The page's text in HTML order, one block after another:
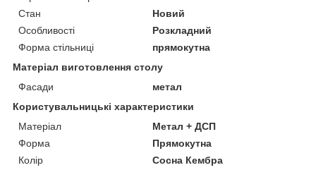
Стан
Новий
Особливості
Розкладний
Форма стільниці
прямокутна
Матеріал виготовлення столу
Фасади
метал
Користувальницькі характеристики
Матеріал
Метал + ДСП
Форма
Прямокутна
Колір
Сосна Кембра